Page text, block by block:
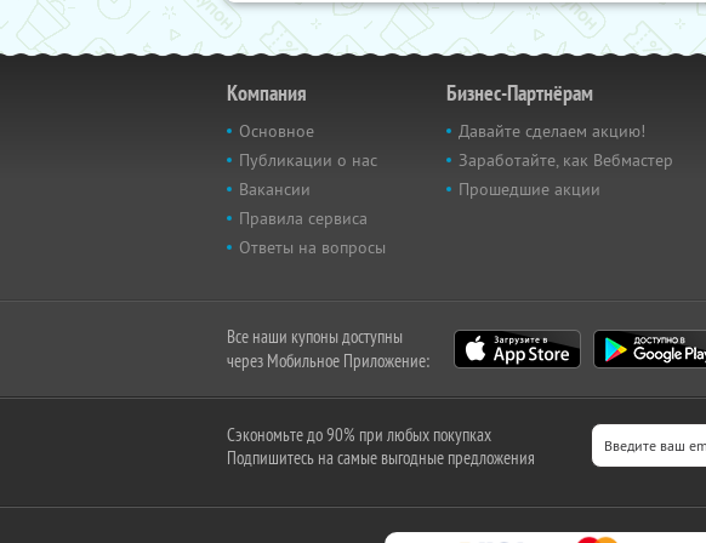
Компания
Основное
Публикации о нас
Вакансии
Правила сервиса
Ответы на вопросы
Бизнес-Партнёрам
Давайте сделаем акцию!
Заработайте, как Вебмастер
Прошедшие акции
Все наши купоны доступны
через Мобильное Приложение:
Сэкономьте до 90% при любых покупках
Подпишитесь на самые выгодные предложения